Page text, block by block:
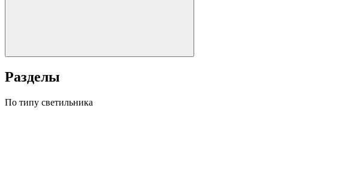
Разделы
По типу светильника